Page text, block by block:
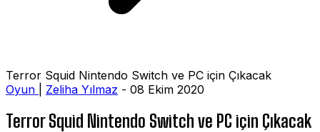
Terror Squid Nintendo Switch ve PC için Çıkacak
Oyun
Zeliha Yılmaz - 08 Ekim 2020
Terror Squid Nintendo Switch ve PC için Çıkacak